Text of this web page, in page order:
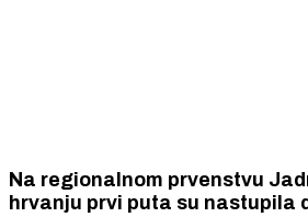
Na regionalnom prvenstvu
hrvanju prvi puta su nastupila